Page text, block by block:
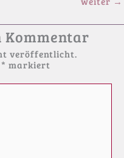
Kommentar
veröffentlicht.
* markiert